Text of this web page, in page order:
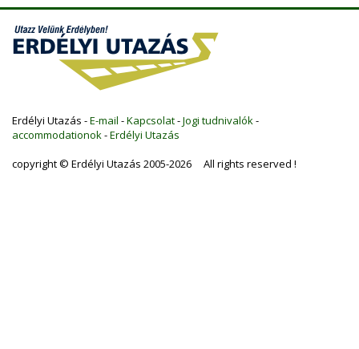
Erdélyi Utazás -E-mail -Kapcsolat-Jogi tudnivalók-
accommodationok-Erdélyi Utazás
copyright © Erdélyi Utazás 2005-2026 All rights reserved !